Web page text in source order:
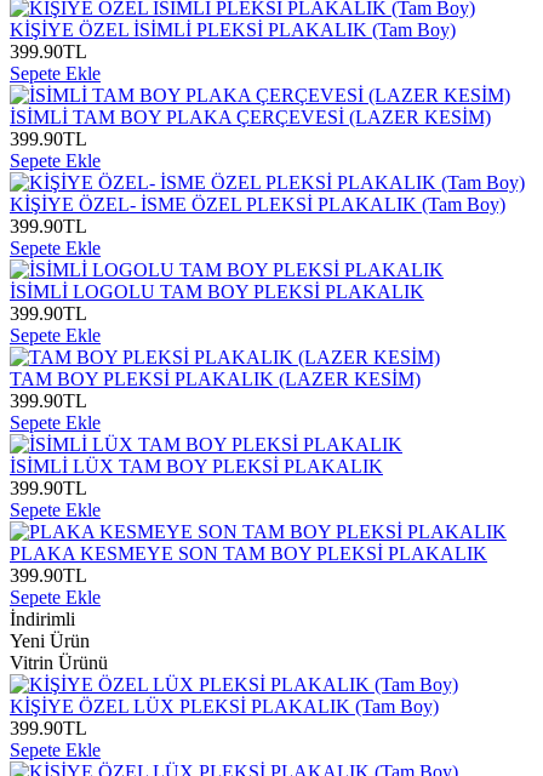
KİŞİYE ÖZEL İSİMLİ PLEKSİ PLAKALIK (Tam Boy)
399.90TL
Sepete Ekle
İSİMLİ TAM BOY PLAKA ÇERÇEVESİ (LAZER KESİM)
399.90TL
Sepete Ekle
KİŞİYE ÖZEL- İSME ÖZEL PLEKSİ PLAKALIK (Tam Boy)
399.90TL
Sepete Ekle
İSİMLİ LOGOLU TAM BOY PLEKSİ PLAKALIK
399.90TL
Sepete Ekle
TAM BOY PLEKSİ PLAKALIK (LAZER KESİM)
399.90TL
Sepete Ekle
İSİMLİ LÜX TAM BOY PLEKSİ PLAKALIK
399.90TL
Sepete Ekle
PLAKA KESMEYE SON TAM BOY PLEKSİ PLAKALIK
399.90TL
Sepete Ekle
İndirimli
Yeni Ürün
Vitrin Ürünü
KİŞİYE ÖZEL LÜX PLEKSİ PLAKALIK (Tam Boy)
399.90TL
Sepete Ekle